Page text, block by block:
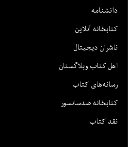
دانشنامه
کتابخانه آنلاین
ناشران دیجیتال
اهل کتاب وبلاگستان
رسانه‌های کتاب
کتابخانه ضدسانسور
نقد کتاب